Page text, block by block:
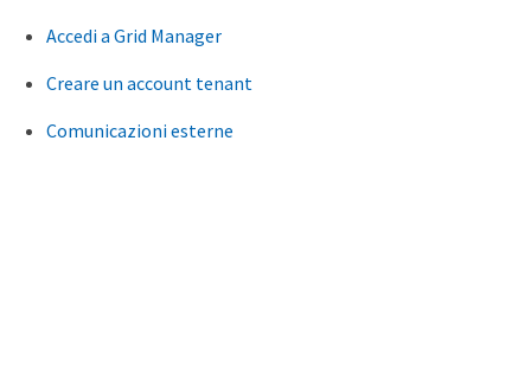
Accedi a Grid Manager
Creare un account tenant
Comunicazioni esterne